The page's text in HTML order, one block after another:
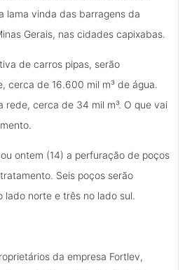
lama vinda das barragens da
Gerais, nas cidades capixabas.
de carros pipas, serão
cerca de 16.600 mil m³ de água.
rede, cerca de 34 mil m³. O que vai
ontem (14) a perfuração de poços
Seis poços serão
lado norte e três no lado sul.
da empresa Fortlev,